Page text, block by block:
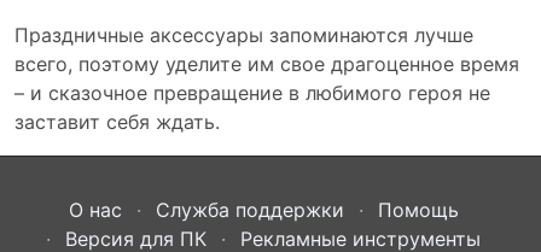
Праздничные аксессуары запоминаются лучше
всего, поэтому уделите им свое драгоценное время
– и сказочное превращение в любимого героя не
заставит себя ждать.
О нас Служба поддержки
Помощь
Версия для ПК
Рекламные инструменты